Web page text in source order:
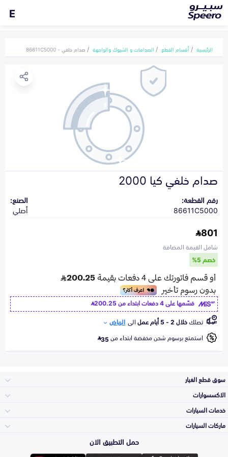
E
الرئيسية أقسام القطع الصدامات و الشبوك والواجهة صدام خلفي - 86611C5000
صدام خلفي كيا 2000
رقم القطعة:
86611C5000
الصنع:
أصلي
801
شامل القيمة المضافة
خصم 5%
قسّمها على 4 دفعات ابتداء من
200.25
تصلكخلال 2 - 5 أيام عمل الى الرياض
استمتع برسوم شحن مخفضة ابتداء من35
سوق قطع الغيار
المكائن، القيرات
وملحقاتها
الاكسسوارات
خدمات السيارات
الأكثر مبيعاً
ماركات السيارات
تويوتا
حمل التطبيق الان